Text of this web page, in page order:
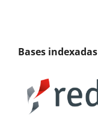
Bases indexadas